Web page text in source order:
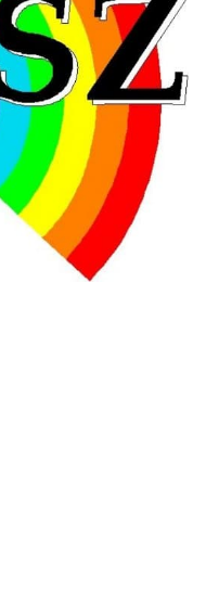
les politiques
et son parti
une large victoire,
Orban,…